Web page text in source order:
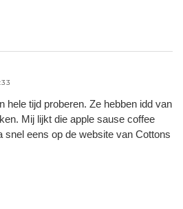
hele tijd proberen. Ze hebben idd van
Mij lijkt die apple sause coffee
snel eens op de website van Cottons